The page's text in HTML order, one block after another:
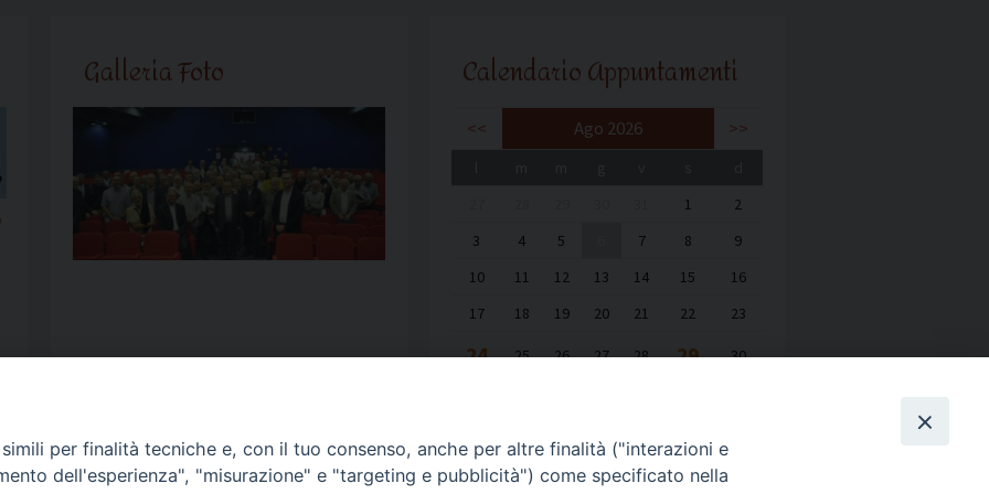
Galleria Foto Calendario Appuntamenti
<< Ago 2026 >>
1
2
3
4 5 7 8
9
10
11 12 13 14 15
16
17
18 19 20 21 22 23
24 25 26 27 28 29 30
per finalità tecniche e, con il tuo consenso, anche per altre finalità ("interazioni e
dell'esperienza", "misurazione" e "targeting e pubblicità") come specificato nella